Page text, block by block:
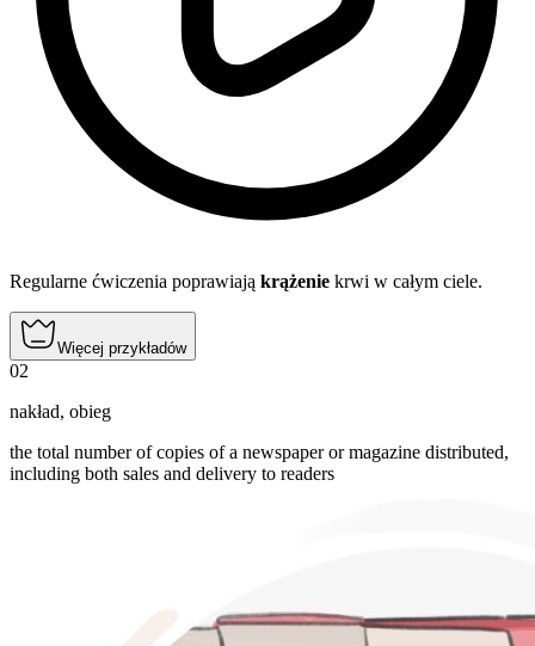
Regularne ćwiczenia poprawiają krążenie krwi w całym ciele.
Więcej przykładów
02
nakład, obieg
the total number of copies of a newspaper or magazine distributed,
including both sales and delivery to readers